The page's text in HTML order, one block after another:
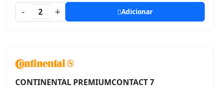
-
2 + Adicionar
CONTINENTAL PREMIUMCONTACT 7